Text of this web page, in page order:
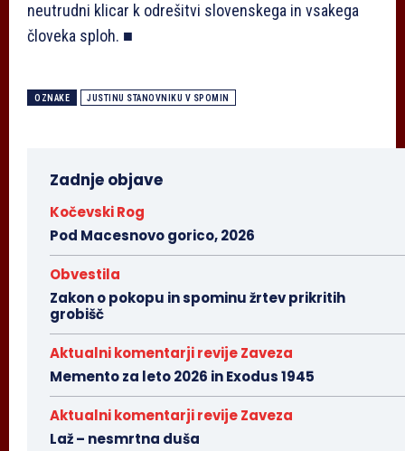
neutrudni klicar k odrešitvi slovenskega in vsakega
človeka sploh. ■
OZNAKE JUSTINU STANOVNIKU V SPOMIN
Zadnje objave
Kočevski Rog
Pod Macesnovo gorico, 2026
Obvestila
Zakon o pokopu in spominu žrtev prikritih
grobišč
Aktualni komentarji revije Zaveza
Memento za leto 2026 in Exodus 1945
Aktualni komentarji revije Zaveza
Laž – nesmrtna duša